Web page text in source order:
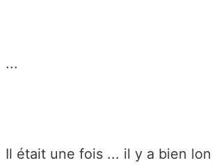
...
Il était une fois ... il y a bien